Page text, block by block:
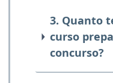
3. Quanto
curso
concurso?